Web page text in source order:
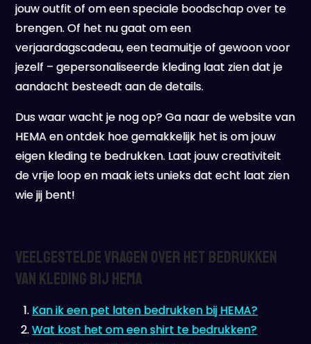
jouw outfit of om een speciale boodschap over te
brengen. Of het nu gaat om een
verjaardagscadeau, een teamuitje of gewoon voor
jezelf – gepersonaliseerde kleding laat zien dat je
aandacht besteedt aan de details.
Dus waar wacht je nog op? Ga naar de website van
HEMA en ontdek hoe gemakkelijk het is om jouw
eigen kleding te bedrukken. Laat jouw creativiteit
de vrije loop en maak iets unieks dat echt laat zien
wie jij bent!
Veelgestelde Vragen over het Bedrukken
van Kleding bij HEMA
Kan ik een pet laten bedrukken bij HEMA?
Wat kost het om een shirt te bedrukken?